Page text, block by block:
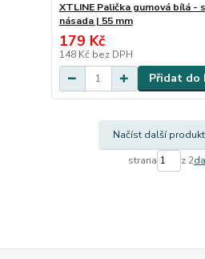
XTLINE Palička gumová bílá -
násada | 55 mm
179 Kč
148 Kč bez DPH
Přidat do
Načíst další
strana z 2